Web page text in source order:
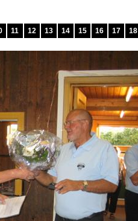
11 12 13 14 15 16 17 18